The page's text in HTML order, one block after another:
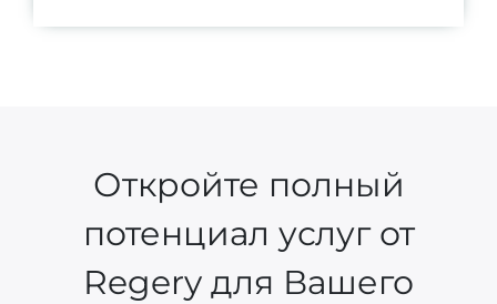
Откройте полный
потенциал услуг от
Regery для Вашего